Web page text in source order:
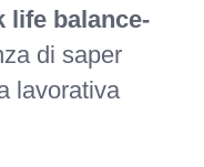
life balance-
di saper
lavorativa